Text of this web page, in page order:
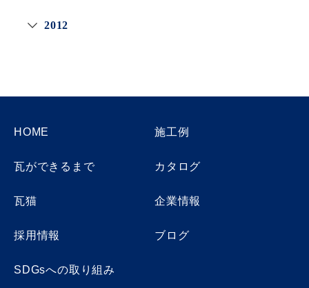
2012
HOME 施工例
瓦ができるまで カタログ
瓦猫 企業情報
採用情報 ブログ
SDGsへの取り組み